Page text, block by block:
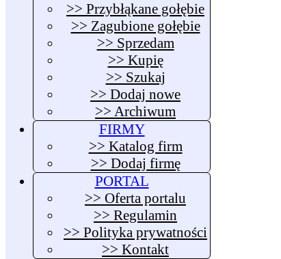
>> Przybłąkane gołębie
>> Zagubione gołębie
>> Sprzedam
>> Kupię
>> Szukaj
>> Dodaj nowe
>> Archiwum
FIRMY
>> Katalog firm
>> Dodaj firmę
PORTAL
>> Oferta portalu
>> Regulamin
>> Polityka prywatności
>> Kontakt